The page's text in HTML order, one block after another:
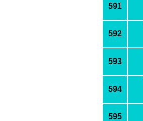
591
592
593
594
595